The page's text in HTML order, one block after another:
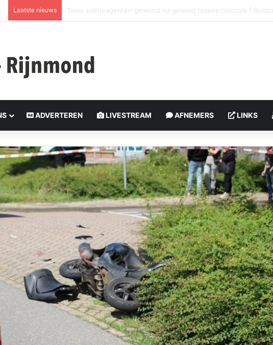
Laatste nieuws Politiemedewerker eenheid Rotterdam buiten functie gesteld
ADVERTEREN LIVESTREAM AFNEMERS LINKS